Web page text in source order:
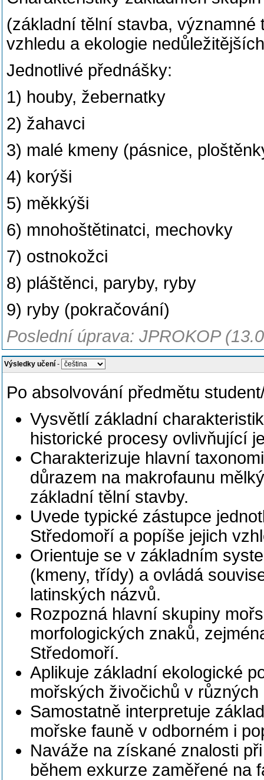
(základní tělní stavba,
vzhledu a ekologie
Jednotlivé přednášky:
1) houby, žebernatky
2) žahavci
3) malé kmeny (pásnice,
4) korýši
5) měkkýši
6) mnohoštětinatci, mechovky
7) ostnokožci
8) pláštěnci, paryby, ryby
9) ryby (pokračování)
Poslední úprava: JPROKOP
Výsledky učení -
Po absolvování předmětu
Vysvětlí základní
historické procesy ovlivňující
Charakterizuje hlavní
důrazem na makrofaunu
základní tělní stavby.
Uvede typické zástupce
Středomoří a popíše jejich
Orientuje se v základním
(kmeny, třídy) a ovládá
latinských názvů.
Rozpozná hlavní skupiny
morfologických znaků,
Středomoří.
Aplikuje základní ekologické
mořských živočichů v různých
Samostatně interpretuje
mořske fauně v odborném i
Naváže na získané znalosti
během exkurze zaměřené na